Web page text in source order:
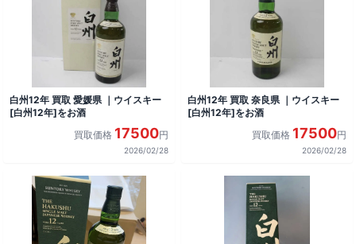
白州12年 買取 愛媛県 ｜ウイスキー
[白州12年]をお酒
買取価格 17500円
2026/02/28
白州12年 買取 奈良県 ｜ウイスキー
[白州12年]をお酒
買取価格 17500円
2026/02/28